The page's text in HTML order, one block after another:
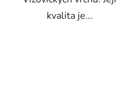
kvalita je...